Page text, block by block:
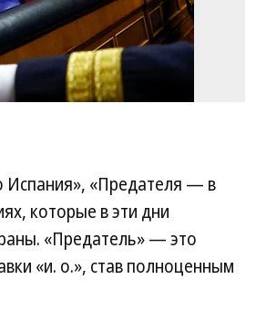
Испания», «Предателя — в
которые в эти дни
«Предатель» — это
«и. о.», став полноценным